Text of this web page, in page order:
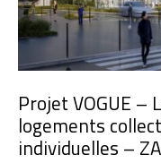
Projet VOGUE –
logements
individuelles –